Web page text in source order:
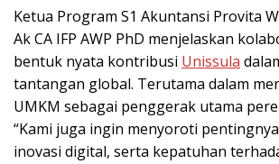
Ketua Program S1 Akuntansi Provita
Ak CA IFP AWP PhD menjelaskan
bentuk nyata kontribusi Unissula
tantangan global. Terutama dalam
UMKM sebagai penggerak utama
“Kami juga ingin menyoroti
inovasi digital, serta kepatuhan